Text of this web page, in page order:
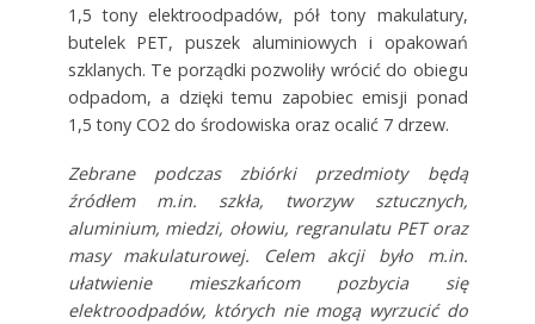
1,5 tony elektroodpadów, pół tony makulatury,
butelek PET, puszek aluminiowych i opakowań
szklanych. Te porządki pozwoliły wrócić do obiegu
odpadom, a dzięki temu zapobiec emisji ponad
1,5 tony CO2 do środowiska oraz ocalić 7 drzew.
Zebrane podczas zbiórki przedmioty będą
źródłem m.in. szkła, tworzyw sztucznych,
aluminium, miedzi, ołowiu, regranulatu PET oraz
masy makulaturowej. Celem akcji było m.in.
ułatwienie mieszkańcom pozbycia się
elektroodpadów, których nie mogą wyrzucić do